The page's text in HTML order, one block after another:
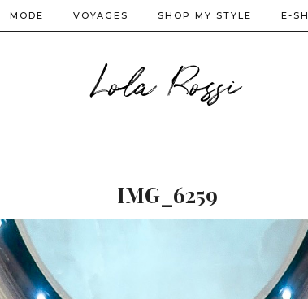
Lola Rossi
MODE VOYAGES SHOP MY STYLE E-
IMG_6259